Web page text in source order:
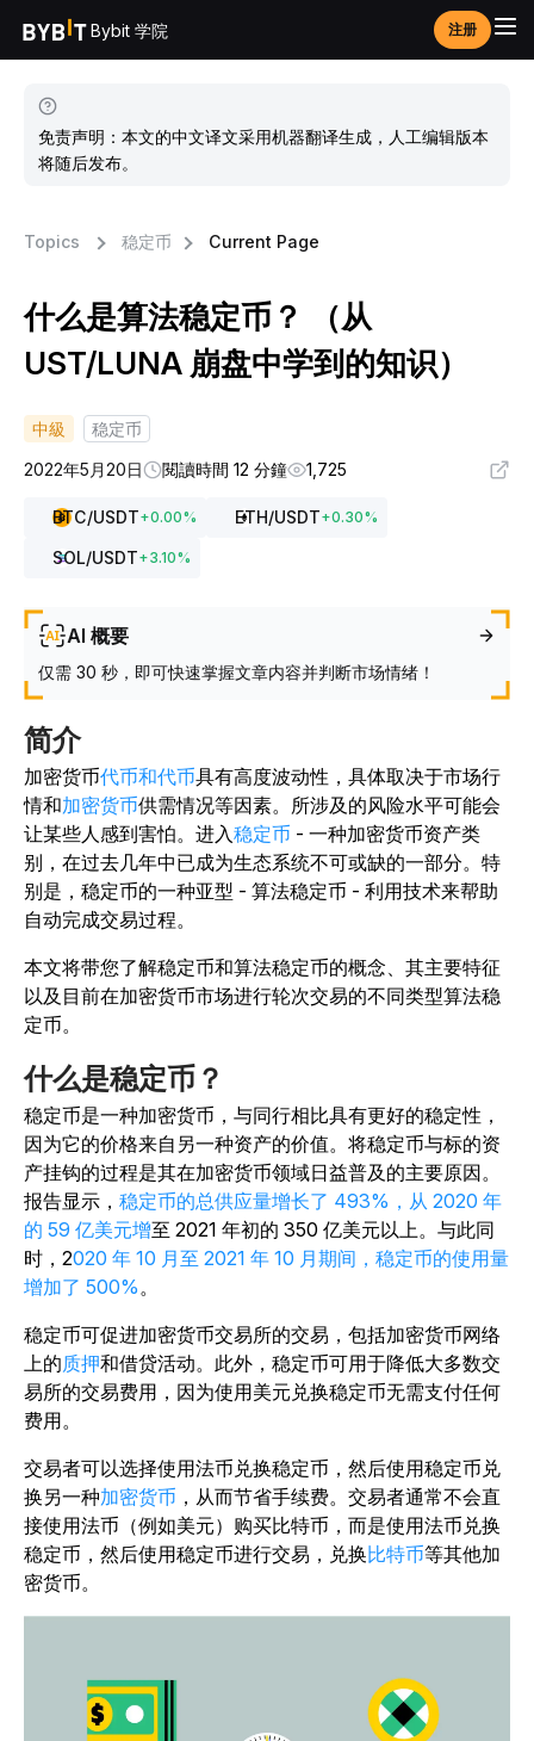
Bybit 学院 注册
免责声明：本文的中文译文采用机器翻译生成，人工编辑版本
将随后发布。
Topics 稳定币 Current Page
什么是算法稳定币？ （从
UST/LUNA 崩盘中学到的知识）
中級
稳定币
2022年5月20日
閱讀時間 12 分鐘 1,725
BTC/USDT+0.00% ETH/USDT+0.30%
SOL/USDT+3.10%
AI 概要
仅需 30 秒，即可快速掌握文章内容并判断市场情绪！
简介
加密货币代币和代币具有高度波动性，具体取决于市场行
情和加密货币供需情况等因素。所涉及的风险水平可能会
让某些人感到害怕。进入稳定币 - 一种加密货币资产类
别，在过去几年中已成为生态系统不可或缺的一部分。特
别是，稳定币的一种亚型 - 算法稳定币 - 利用技术来帮助
自动完成交易过程。
本文将带您了解稳定币和算法稳定币的概念、其主要特征
以及目前在加密货币市场进行轮次交易的不同类型算法稳
定币。
什么是稳定币？
稳定币是一种加密货币，与同行相比具有更好的稳定性，
因为它的价格来自另一种资产的价值。将稳定币与标的资
产挂钩的过程是其在加密货币领域日益普及的主要原因。
报告显示， 稳定币的总供应量增长了 493%，从 2020 年
的 59 亿美元增至 2021 年初的 350 亿美元以上。与此同
时，2020 年 10 月至 2021 年 10 月期间，稳定币的使用量
增加了 500%。
稳定币可促进加密货币交易所的交易，包括加密货币网络
上的质押和借贷活动。此外，稳定币可用于降低大多数交
易所的交易费用，因为使用美元兑换稳定币无需支付任何
费用。
交易者可以选择使用法币兑换稳定币，然后使用稳定币兑
换另一种加密货币 ，从而节省手续费。交易者通常不会直
接使用法币（例如美元）购买比特币，而是使用法币兑换
稳定币，然后使用稳定币进行交易，兑换比特币等其他加
密货币。